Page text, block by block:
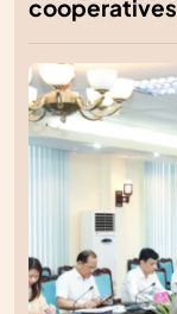
cooperatives